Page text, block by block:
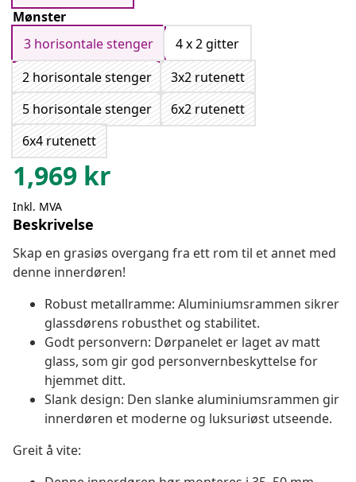
Mønster
3 horisontale stenger
4 x 2 gitter
2 horisontale stenger
3x2 rutenett
5 horisontale stenger
6x2 rutenett
6x4 rutenett
1,969 kr
Inkl. MVA
Beskrivelse
Skap en grasiøs overgang fra ett rom til et annet med
denne innerdøren!
Robust metallramme: Aluminiumsrammen sikrer
glassdørens robusthet og stabilitet.
Godt personvern: Dørpanelet er laget av matt
glass, som gir god personvernbeskyttelse for
hjemmet ditt.
Slank design: Den slanke aluminiumsrammen gir
innerdøren et moderne og luksuriøst utseende.
Greit å vite: